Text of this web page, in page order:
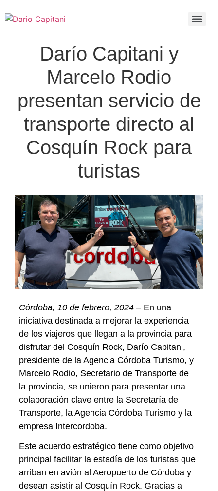
Darío Capitani y
Marcelo Rodio
presentan servicio de
transporte directo al
Cosquín Rock para
turistas
Córdoba, 10 de febrero, 2024 – En una
iniciativa destinada a mejorar la experiencia
de los viajeros que llegan a la provincia para
disfrutar del Cosquín Rock, Darío Capitani,
presidente de la Agencia Córdoba Turismo, y
Marcelo Rodio, Secretario de Transporte de
la provincia, se unieron para presentar una
colaboración clave entre la Secretaría de
Transporte, la Agencia Córdoba Turismo y la
empresa Intercordoba.
Este acuerdo estratégico tiene como objetivo
principal facilitar la estadía de los turistas que
arriban en avión al Aeropuerto de Córdoba y
desean asistir al Cosquín Rock. Gracias a